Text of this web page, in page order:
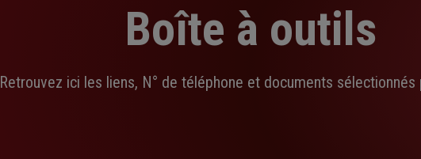
Boîte à outils
Retrouvez ici les liens, N° de téléphone et documents sélectionnés